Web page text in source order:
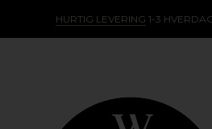
HURTIG LEVERING 1-3